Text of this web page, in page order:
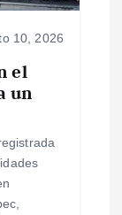
10, 2026
el
un